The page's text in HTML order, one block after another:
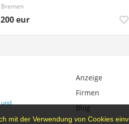
mit der Verwendung von Cookies
Bremen
200 eur
Anzeige
Firmen
Blog